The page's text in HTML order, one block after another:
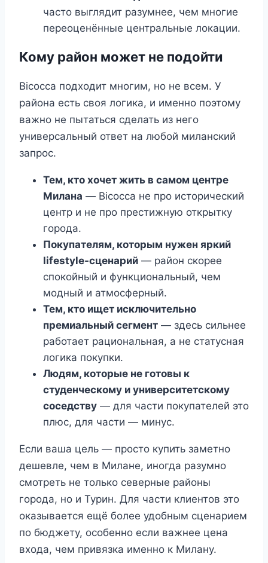
часто выглядит разумнее, чем многие
переоценённые центральные локации.
Кому район может не подойти
Bicocca подходит многим, но не всем. У
района есть своя логика, и именно поэтому
важно не пытаться сделать из него
универсальный ответ на любой миланский
запрос.
Тем, кто хочет жить в самом центре
Милана — Bicocca не про исторический
центр и не про престижную открытку
города.
Покупателям, которым нужен яркий
lifestyle-сценарий — район скорее
спокойный и функциональный, чем
модный и атмосферный.
Тем, кто ищет исключительно
премиальный сегмент — здесь сильнее
работает рациональная, а не статусная
логика покупки.
Людям, которые не готовы к
студенческому и университетскому
соседству — для части покупателей это
плюс, для части — минус.
Если ваша цель — просто купить заметно
дешевле, чем в Милане, иногда разумно
смотреть не только северные районы
города, но и Турин. Для части клиентов это
оказывается ещё более удобным сценарием
по бюджету, особенно если важнее цена
входа, чем привязка именно к Милану.